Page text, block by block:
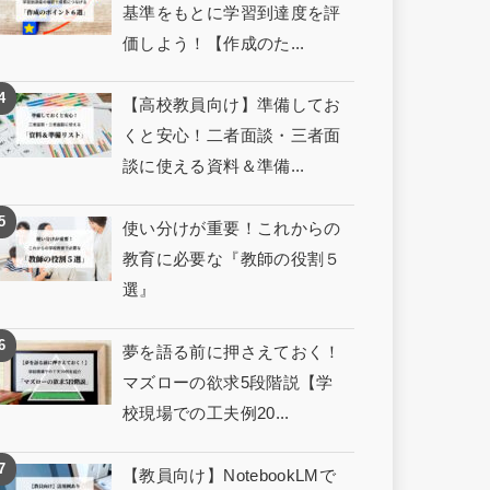
基準をもとに学習到達度を評
価しよう！【作成のた...
【高校教員向け】準備してお
くと安心！二者面談・三者面
談に使える資料＆準備...
使い分けが重要！これからの
教育に必要な『教師の役割５
選』
夢を語る前に押さえておく！
マズローの欲求5段階説【学
校現場での工夫例20...
【教員向け】NotebookLMで